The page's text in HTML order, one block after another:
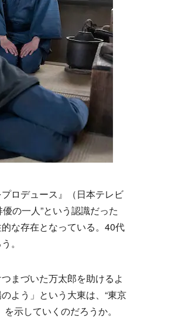
ロデュース』（日本テレビ
の一人”という認識だった
な存在となっている。40代
。
まづいた万太郎を助けるよ
よう」という大東は、“東京
示していくのだろうか。